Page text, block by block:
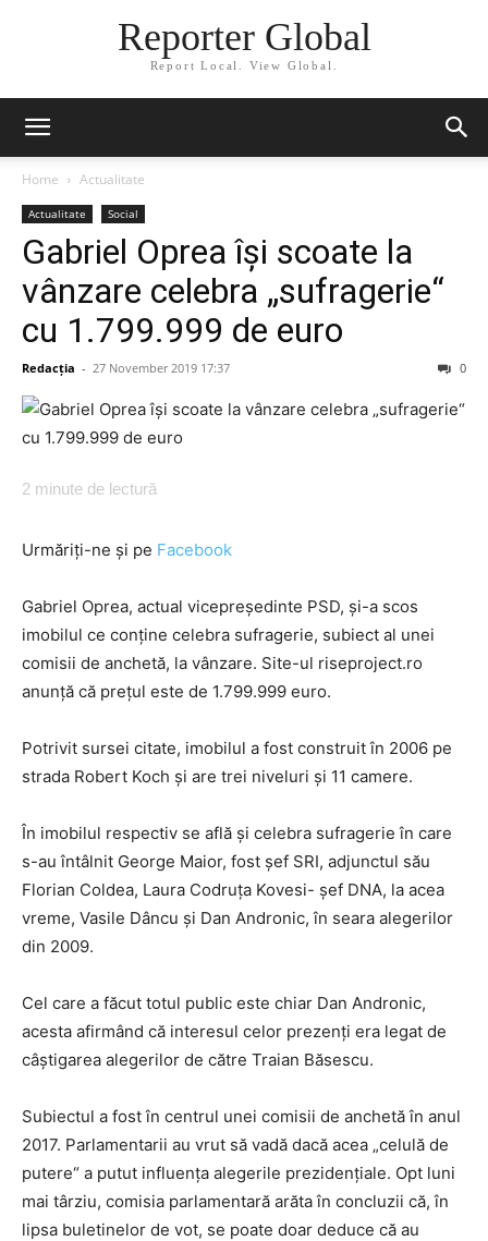
Reporter Global
Report Local. View Global.
Home Actualitate
Actualitate Social
Gabriel Oprea își scoate la
vânzare celebra „sufragerie“
cu 1.799.999 de euro
Redacția - 27 November 2019 17:37 0
2 minute de lectură
Urmăriți-ne și pe Facebook
Gabriel Oprea, actual vicepreședinte PSD, și-a scos
imobilul ce conține celebra sufragerie, subiect al unei
comisii de anchetă, la vânzare. Site-ul riseproject.ro
anunță că prețul este de 1.799.999 euro.
Potrivit sursei citate, imobilul a fost construit în 2006 pe
strada Robert Koch și are trei niveluri și 11 camere.
În imobilul respectiv se află și celebra sufragerie în care
s-au întâlnit George Maior, fost șef SRI, adjunctul său
Florian Coldea, Laura Codruța Kovesi- șef DNA, la acea
vreme, Vasile Dâncu și Dan Andronic, în seara alegerilor
din 2009.
Cel care a făcut totul public este chiar Dan Andronic,
acesta afirmând că interesul celor prezenți era legat de
câștigarea alegerilor de către Traian Băsescu.
Subiectul a fost în centrul unei comisii de anchetă în anul
2017. Parlamentarii au vrut să vadă dacă acea „celulă de
putere“ a putut influența alegerile prezidențiale. Opt luni
mai târziu, comisia parlamentară arăta în concluzii că, în
lipsa buletinelor de vot, se poate doar deduce că au